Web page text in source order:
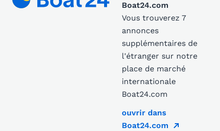
Boat24.com
Vous trouverez 7
annonces
supplémentaires de
l'étranger sur notre
place de marché
internationale
Boat24.com
ouvrir dans
Boat24.com